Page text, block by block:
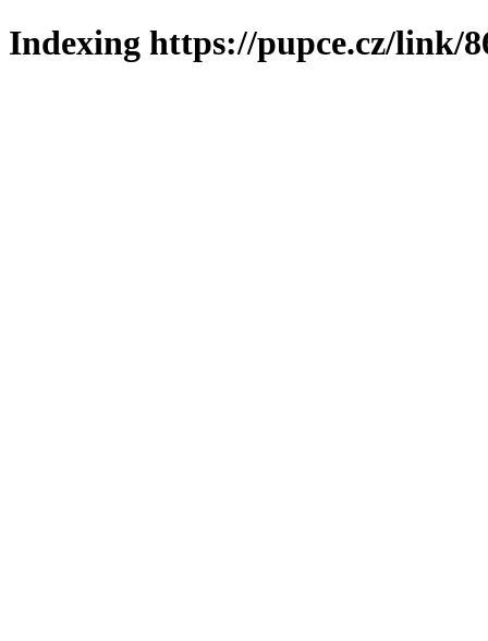
Indexing https://pupce.cz/link/